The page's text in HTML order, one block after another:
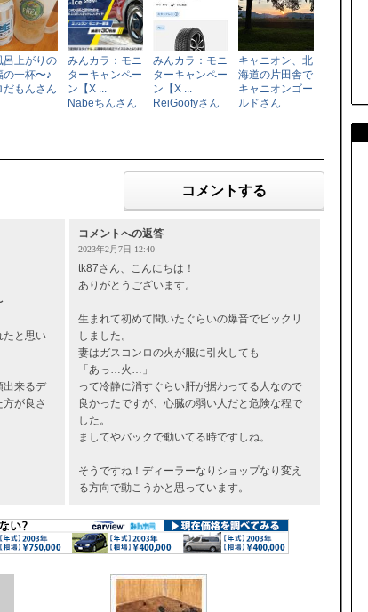
呂上がりの
の一杯〜♪
だもんさん
みんカラ：モニ
ターキャンペー
ン【X ...
Nabeちんさん
みんカラ：モニ
ターキャンペー
ン【X ...
ReiGoofyさん
キャニオン、北
海道の片田舎で
キャニオンゴー
ルドさん
コメントする
たと思い
出来るデ
が良さ
コメントへの返答
2023年2月7日 12:40
tk87さん、こんにちは！
ありがとうございます。
生まれて初めて聞いたぐらいの爆音でビックリ
しました。
妻はガスコンロの火が服に引火しても
「あっ…火…」
って冷静に消すぐらい肝が据わってる人なので
良かったですが、心臓の弱い人だと危険な程で
した。
ましてやバックで動いてる時ですしね。
そうですね！ディーラーなりショップなり変え
る方向で動こうかと思っています。